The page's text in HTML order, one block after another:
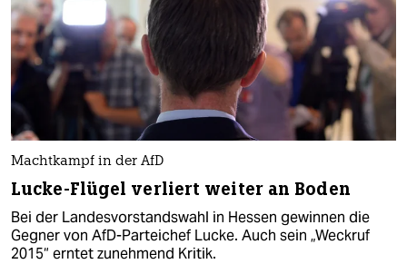
Machtkampf in der AfD
Lucke-Flügel verliert weiter an Boden
Bei der Landesvorstandswahl in Hessen gewinnen die
Gegner von AfD-Parteichef Lucke. Auch sein „Weckruf
2015“ erntet zunehmend Kritik.